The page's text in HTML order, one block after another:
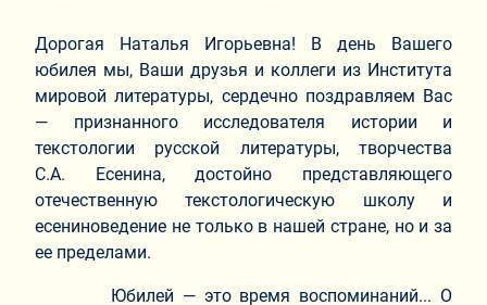
Дорогая Наталья Игорьевна! В день Вашего
юбилея мы, Ваши друзья и коллеги из Института
мировой литературы, сердечно поздравляем Вас
— признанного исследователя истории и
текстологии русской литературы, творчествa
С.А. Есенина, достойно представляющего
отечественную текстологическую школу и
есениноведение не только в нашей стране, но и за
ее пределами.
Юбилей — это время воспоминаний... О